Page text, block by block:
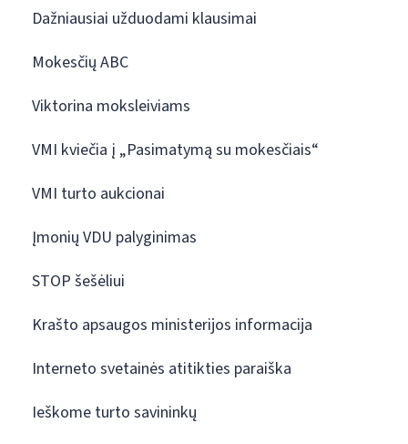
Dažniausiai užduodami klausimai
Mokesčių ABC
Viktorina moksleiviams
VMI kviečia į „Pasimatymą su mokesčiais“
VMI turto aukcionai
Įmonių VDU palyginimas
STOP šešėliui
Krašto apsaugos ministerijos informacija
Interneto svetainės atitikties paraiška
Ieškome turto savininkų